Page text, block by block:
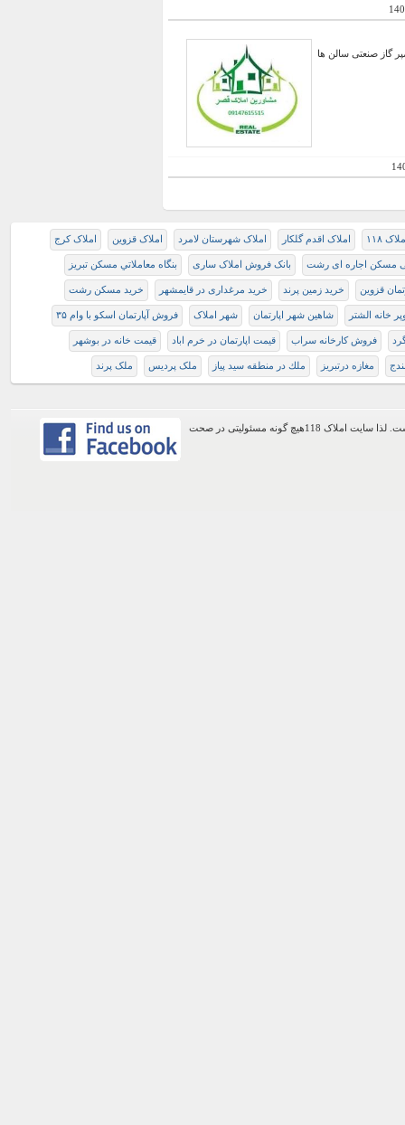
صنعتی بعد از پلیس راه تبریز -دو سوله هر کدام 1000 متر - دارای سند شش دانگ برق 200 آم‍‍‍‍‍‍‍‍‍پر گاز صنعتی سالن ها
۱۱۸ املاک اقدم گلکار املاک شهرستان لامرد املاک قزوین املاک کرج
مسکن اجاره ای رشت بانک فروش املاک ساری بنگاه معاملاتي مسكن تبريز
قزوین خرید زمین پرند خرید مرغداری در قایمشهر خرید مسکن رشت
خانه الشتر شاهین شهر اپارتمان شهر املاک فروش آپارتمان اسکو با وام ۳۵
فروش کارخانه سراب قیمت اپارتمان در خرم اباد قیمت خانه در بوشهر
مغازه درتبريز ملك در منطقه سيد پياز ملک پردیس ملک پرند
اطلاعات موجود در این وب سایت از طریق کاربران عمومی سایت ثبت شده است. لذا سایت املاک 118هیچ گونه مسئولیتی در صحت